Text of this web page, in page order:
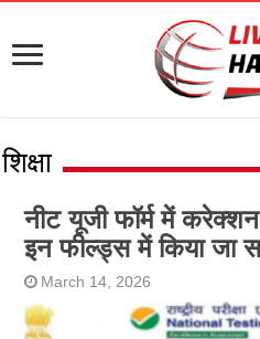
शिक्षा
नीट यूजी फॉर्म में
इन फील्ड्स में किया जा
March 14, 2026